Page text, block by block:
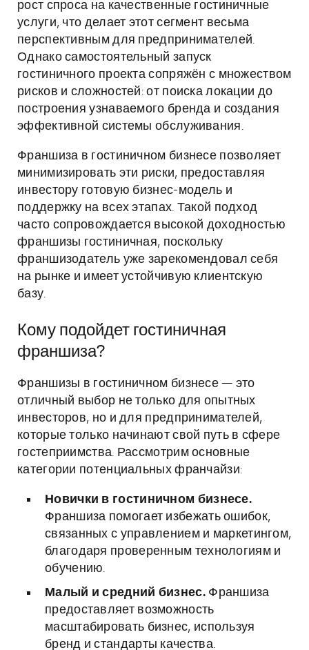
рост спроса на качественные гостиничные
услуги, что делает этот сегмент весьма
перспективным для предпринимателей.
Однако самостоятельный запуск
гостиничного проекта сопряжён с множеством
рисков и сложностей: от поиска локации до
построения узнаваемого бренда и создания
эффективной системы обслуживания.
Франшиза в гостиничном бизнесе позволяет
минимизировать эти риски, предоставляя
инвестору готовую бизнес-модель и
поддержку на всех этапах. Такой подход
часто сопровождается высокой доходностью
франшизы гостиничная, поскольку
франшизодатель уже зарекомендовал себя
на рынке и имеет устойчивую клиентскую
базу.
Кому подойдет гостиничная
франшиза?
Франшизы в гостиничном бизнесе — это
отличный выбор не только для опытных
инвесторов, но и для предпринимателей,
которые только начинают свой путь в сфере
гостеприимства. Рассмотрим основные
категории потенциальных франчайзи:
Новички в гостиничном бизнесе.
Франшиза помогает избежать ошибок,
связанных с управлением и маркетингом,
благодаря проверенным технологиям и
обучению.
Малый и средний бизнес.Франшиза
предоставляет возможность
масштабировать бизнес, используя
бренд и стандарты качества.